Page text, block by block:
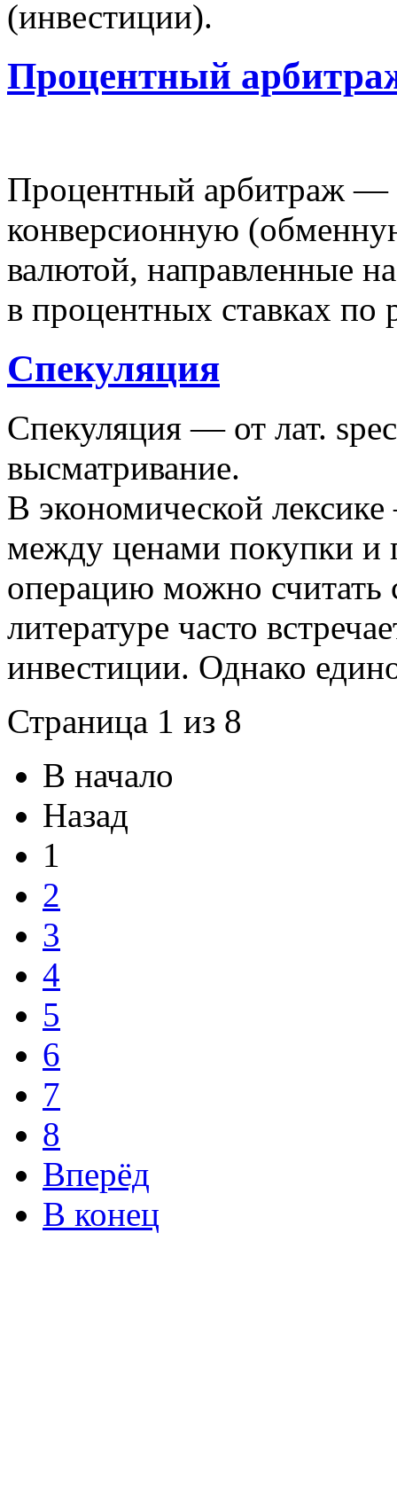
(инвестиции).
Процентный
Процентный арбитраж —
конверсионную
валютой, направленные
в процентных ставках
Спекуляция
Спекуляция — от лат.
высматривание.
В экономической
между ценами покупки
операцию можно считать
литературе часто
инвестиции. Однако
Страница 1 из 8
В начало
Назад
1
2
3
4
5
6
7
8
Вперёд
В конец